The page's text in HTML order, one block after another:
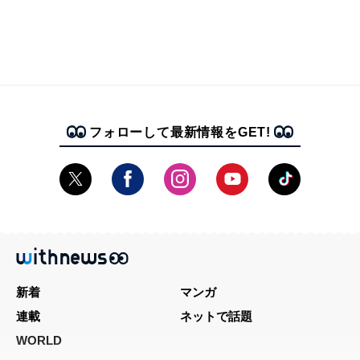
フォローして最新情報をGET!
新着
マンガ
連載
ネットで話題
WORLD